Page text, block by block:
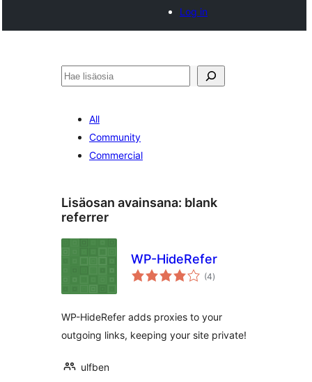
Log in
Etsi
All
Community
Commercial
Lisäosan avainsana: blank
referrer
WP-HideRefer
(4arvosanat
yhteensä
)
WP-HideRefer adds proxies to your
outgoing links, keeping your site private!
ulfben